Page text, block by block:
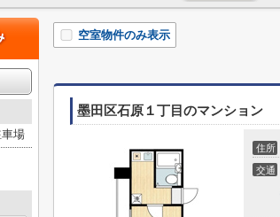
空室物件のみ表示
墨田区石原１丁目のマンション
住所
交通
場